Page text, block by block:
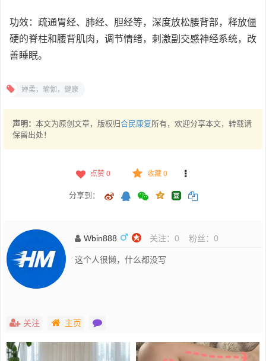
功效：疏通胃经、肺经、胆经等，深度放松腰背部，释放僵
硬的脊柱和腰背肌肉，调节情绪，刺激副交感神经系统，改
善睡眠。
婵柔，瑜伽，健康
声明： 本文为原创文章，版权归合民康复所有，欢迎分享本文，转载请
保留出处！
点赞 0 收藏 0
分享到：
Wbin888 关注： 0 粉丝： 0
这个人很懒，什么都没写
关注 主页